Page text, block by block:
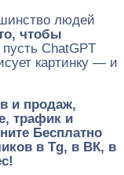
людей
чтобы
ChatGPT
картинку — и
и продаж,
трафик и
Бесплатно
в Tg, в ВК, в